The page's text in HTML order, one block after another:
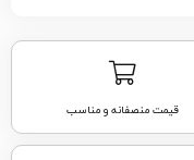
قیمت منصفانه و مناسب